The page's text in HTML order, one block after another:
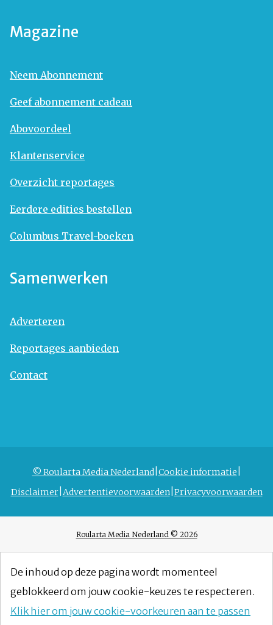
Magazine
Neem Abonnement
Geef abonnement cadeau
Abovoordeel
Klantenservice
Overzicht reportages
Eerdere edities bestellen
Columbus Travel-boeken
Samenwerken
Adverteren
Reportages aanbieden
Contact
© Roularta Media Nederland Cookie informatie
Disclaimer Advertentievoorwaarden Privacyvoorwaarden
Roularta Media Nederland © 2026
De inhoud op deze pagina wordt momenteel
geblokkeerd om jouw cookie-keuzes te respecteren.
Klik hier om jouw cookie-voorkeuren aan te passen